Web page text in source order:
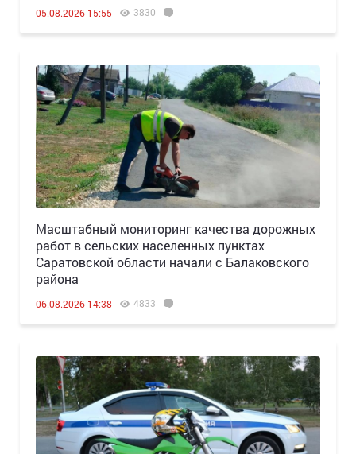
05.08.2026 15:55 3830
Масштабный мониторинг качества дорожных
работ в сельских населенных пунктах
Саратовской области начали с Балаковского
района
06.08.2026 14:38 4833